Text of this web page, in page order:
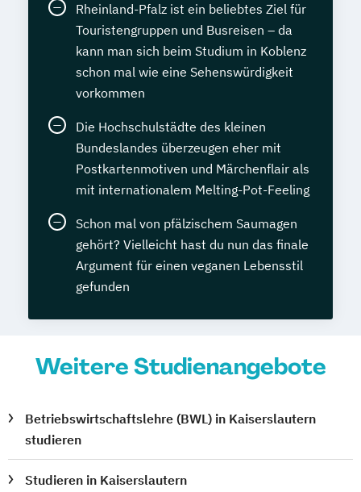
Rheinland-Pfalz ist ein beliebtes Ziel für
Touristengruppen und Busreisen – da
kann man sich beim Studium in Koblenz
schon mal wie eine Sehenswürdigkeit
vorkommen
Die Hochschulstädte des kleinen
Bundeslandes überzeugen eher mit
Postkartenmotiven und Märchenflair als
mit internationalem Melting-Pot-Feeling
Schon mal von pfälzischem Saumagen
gehört? Vielleicht hast du nun das finale
Argument für einen veganen Lebensstil
gefunden
Weitere Studienangebote
Betriebswirtschaftslehre (BWL) in Kaiserslautern
studieren
Studieren in Kaiserslautern